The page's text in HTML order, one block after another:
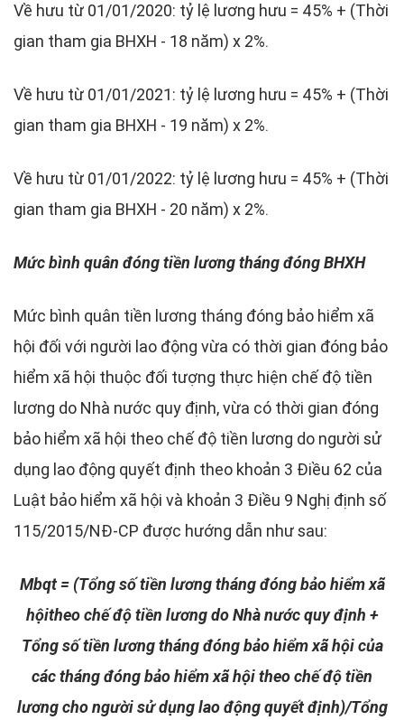
Về hưu từ 01/01/2020: tỷ lệ lương hưu = 45% + (Thời
gian tham gia BHXH - 18 năm) x 2%.
Về hưu từ 01/01/2021: tỷ lệ lương hưu = 45% + (Thời
gian tham gia BHXH - 19 năm) x 2%.
Về hưu từ 01/01/2022: tỷ lệ lương hưu = 45% + (Thời
gian tham gia BHXH - 20 năm) x 2%.
Mức bình quân đóng tiền lương tháng đóng BHXH
Mức bình quân tiền lương tháng đóng bảo hiểm xã
hội đối với người lao động vừa có thời gian đóng bảo
hiểm xã hội thuộc đối tượng thực hiện chế độ tiền
lương do Nhà nước quy định, vừa có thời gian đóng
bảo hiểm xã hội theo chế độ tiền lương do người sử
dụng lao động quyết định theo khoản 3 Điều 62 của
Luật bảo hiểm xã hội và khoản 3 Điều 9 Nghị định số
115/2015/NĐ-CP được hướng dẫn như sau:
Mbqt = (Tổng số tiền lương tháng đóng bảo hiểm xã
hộitheo chế độ tiền lương do Nhà nước quy định +
Tổng số tiền lương tháng đóng bảo hiểm xã hội của
các tháng đóng bảo hiểm xã hội theo chế độ tiền
lương cho người sử dụng lao động quyết định)/Tổng